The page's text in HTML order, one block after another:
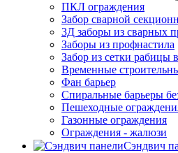
ПКЛ ограждения
Забор сварной
3Д заборы из сварных
Заборы из профнастила
Забор из сетки рабицы
Временные
Фан барьер
Спиральные барьеры
Пешеходные
Газонные ограждения
Ограждения - жалюзи
Сэндвич